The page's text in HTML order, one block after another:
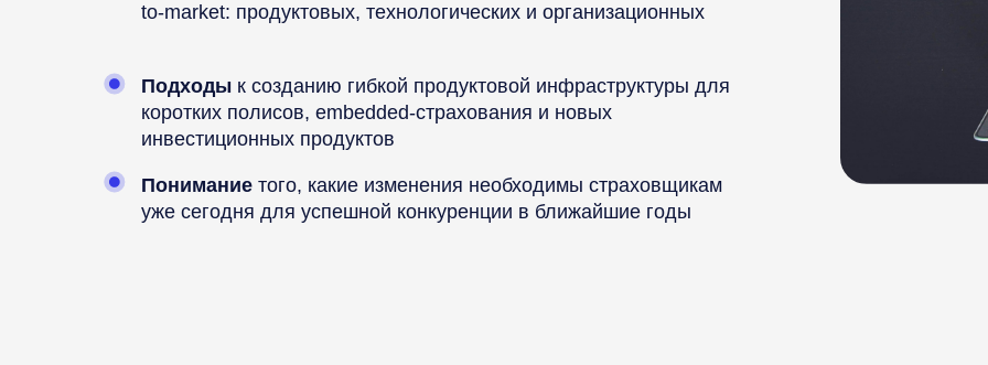
Понимание того, какие изменения необходимы страховщикам
уже сегодня для успешной конкуренции в ближайшие годы
Подходы к созданию гибкой продуктовой инфраструктуры для
коротких полисов, embedded-страхования и новых
инвестиционных продуктов
to-market: продуктовых, технологических и организационных